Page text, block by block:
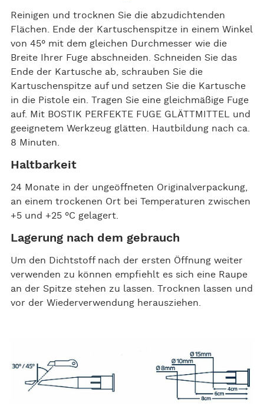
Reinigen und trocknen Sie die abzudichtenden
Flächen. Ende der Kartuschenspitze in einem Winkel
von 45° mit dem gleichen Durchmesser wie die
Breite Ihrer Fuge abschneiden. Schneiden Sie das
Ende der Kartusche ab, schrauben Sie die
Kartuschenspitze auf und setzen Sie die Kartusche
in die Pistole ein. Tragen Sie eine gleichmäßige Fuge
auf. Mit BOSTIK PERFEKTE FUGE GLÄTTMITTEL und
geeignetem Werkzeug glätten. Hautbildung nach ca.
8 Minuten.
Haltbarkeit
24 Monate in der ungeöffneten Originalverpackung,
an einem trockenen Ort bei Temperaturen zwischen
+5 und +25 °C gelagert.
Lagerung nach dem gebrauch
Um den Dichtstoff nach der ersten Öffnung weiter
verwenden zu können empfiehlt es sich eine Raupe
an der Spitze stehen zu lassen. Trocknen lassen und
vor der Wiederverwendung herausziehen.